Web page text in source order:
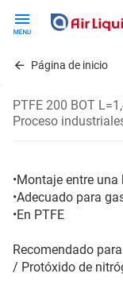
contentPágina de inicio
PTFE 200 BOT
Proceso
•Montaje entre
•Adecuado para
•En PTFE
Recomendado
/ Protóxido de